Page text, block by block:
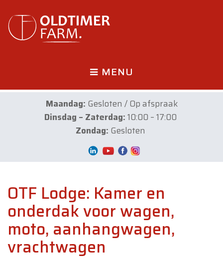
MENU
Maandag: Gesloten / Op afspraak
Dinsdag – Zaterdag:10:00 – 17:00
Zondag: Gesloten
OTF Lodge: Kamer en
onderdak voor wagen,
moto, aanhangwagen,
vrachtwagen